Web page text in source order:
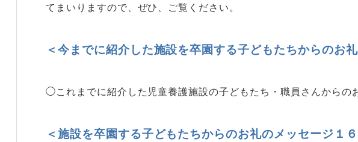
てまいりますので、ぜひ、ご覧ください。
＜今までに紹介した施設を卒園する子どもたちからのお
◯これまでに紹介した児童養護施設の子どもたち・職員さんからの
＜施設を卒園する子どもたちからのお礼のメッセージ１６